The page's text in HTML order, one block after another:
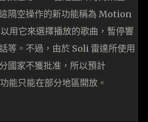
隔空操作的新功能稱為 Motion
用它來選擇播放的歌曲，暫停響
等。不過，由於 Soli 雷達所使用
國家不獲批准，所以預計
能只能在部分地區開放。